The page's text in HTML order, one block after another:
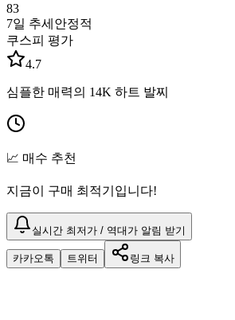
83
7일 추세 안정적
쿠스피 평가
4.7
심플한 매력의 14K 하트 발찌
📈 매수 추천
지금이 구매 최적기입니다!
실시간 최저가 / 역대가 알림 받기
카카오톡 트위터 링크 복사